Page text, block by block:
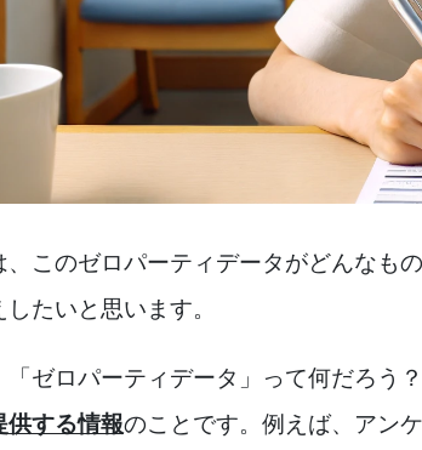
、このゼロパーティデータがどんなも
たいと思います。
「ゼロパーティデータ」って何だろう
供する情報のことです。例えば、アン